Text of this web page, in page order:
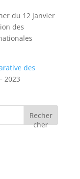
du 12 janvier
des
des
2023
Recher
cher